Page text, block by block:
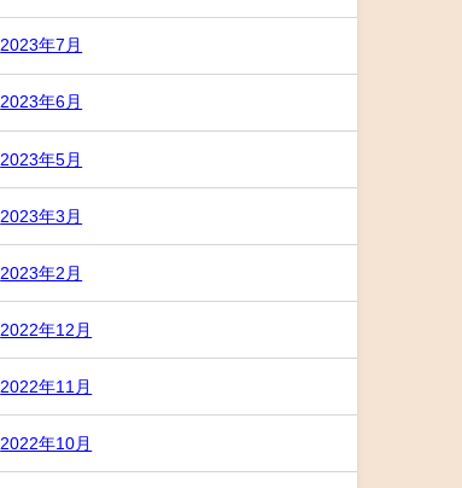
2023年7月
2023年6月
2023年5月
2023年3月
2023年2月
2022年12月
2022年11月
2022年10月